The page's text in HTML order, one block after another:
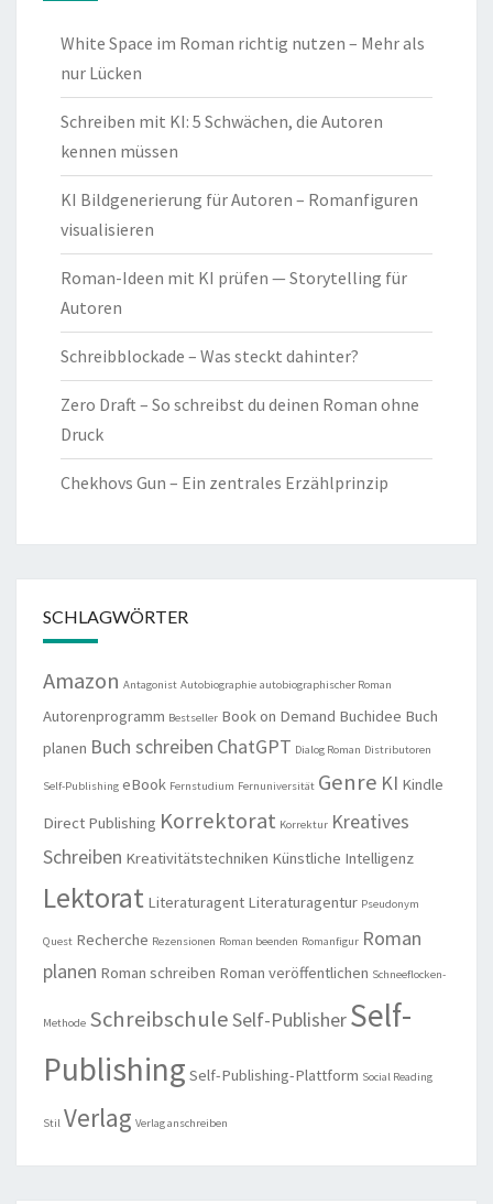
White Space im Roman richtig nutzen – Mehr als
nur Lücken
Schreiben mit KI: 5 Schwächen, die Autoren
kennen müssen
KI Bildgenerierung für Autoren – Romanfiguren
visualisieren
Roman-Ideen mit KI prüfen — Storytelling für
Autoren
Schreibblockade – Was steckt dahinter?
Zero Draft – So schreibst du deinen Roman ohne
Druck
Chekhovs Gun – Ein zentrales Erzählprinzip
SCHLAGWÖRTER
Amazon Antagonist Autobiographie autobiographischer Roman
Autorenprogramm Bestseller Book on Demand Buchidee Buch
planen Buch schreiben ChatGPT Dialog Roman Distributoren
Self-Publishing eBook Fernstudium Fernuniversität Genre KI Kindle
Direct Publishing Korrektorat Korrektur Kreatives
Schreiben Kreativitätstechniken Künstliche Intelligenz
Lektorat Literaturagent Literaturagentur Pseudonym
Quest Recherche Rezensionen Roman beenden Romanfigur Roman
planen Roman schreiben Roman veröffentlichen Schneeflocken-
Methode SchreibschuleSelf-PublisherSelf-
Publishing Self-Publishing-Plattform Social Reading
Stil Verlag Verlag anschreiben